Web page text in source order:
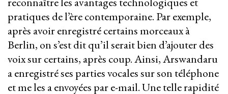
pratiques de l’ère contemporaine. Par exemple,
après avoir enregistré certains morceaux à
Berlin, on s’est dit qu’il serait bien d’ajouter des
voix sur certains, après coup. Ainsi, Arswandaru
a enregistré ses parties vocales sur son téléphone
et me les a envoyées par e-mail. Une telle rapidité